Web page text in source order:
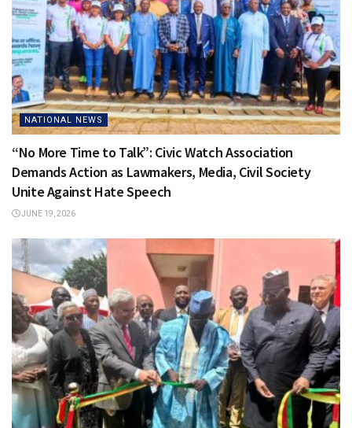
NATIONAL NEWS
“No More Time to Talk”: Civic Watch Association
Demands Action as Lawmakers, Media, Civil Society
Unite Against Hate Speech
JUNE 19, 2026